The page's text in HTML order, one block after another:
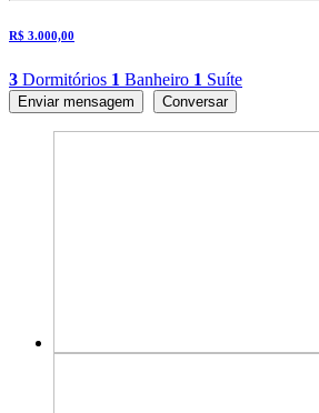
R$ 3.000,00
3 Dormitórios 1 Banheiro 1 Suíte
Enviar mensagem Conversar